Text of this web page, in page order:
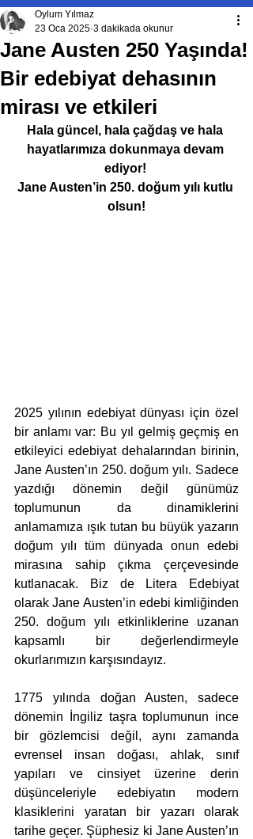
Jane Austen 250 Yaşında!
Bir edebiyat dehasının
mirası ve etkileri
Oylum Yılmaz
23 Oca 2025 3 dakikada okunur
Hala güncel, hala çağdaş ve hala
hayatlarımıza dokunmaya devam
ediyor!
Jane Austen’in 250. doğum yılı kutlu
olsun!
2025 yılının edebiyat dünyası için özel
bir anlamı var: Bu yıl gelmiş geçmiş en
etkileyici edebiyat dehalarından birinin,
Jane Austen’ın 250. doğum yılı. Sadece
yazdığı dönemin değil günümüz
toplumunun da dinamiklerini
anlamamıza ışık tutan bu büyük yazarın
doğum yılı tüm dünyada onun edebi
mirasına sahip çıkma çerçevesinde
kutlanacak. Biz de Litera Edebiyat
olarak Jane Austen’in edebi kimliğinden
250. doğum yılı etkinliklerine uzanan
kapsamlı bir değerlendirmeyle
okurlarımızın karşısındayız.
1775 yılında doğan Austen, sadece
dönemin İngiliz taşra toplumunun ince
bir gözlemcisi değil, aynı zamanda
evrensel insan doğası, ahlak, sınıf
yapıları ve cinsiyet üzerine derin
düşünceleriyle edebiyatın modern
klasiklerini yaratan bir yazarı olarak
tarihe geçer. Şüphesiz ki Jane Austen’ın